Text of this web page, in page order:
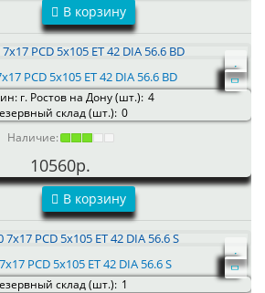
В корзину
PCD 5x105 ET 42 DIA 56.6 BD
г. Ростов на Дону (шт.): 4
склад (шт.): 0
Наличие:
10560р.
В корзину
PCD 5x105 ET 42 DIA 56.6 S
склад (шт.): 1